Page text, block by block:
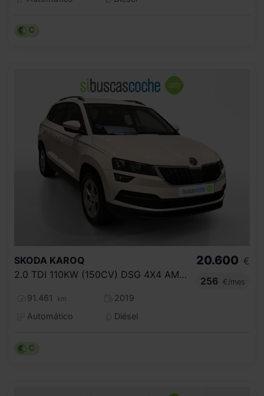
C
SKODA KAROQ
2.0 TDI 110KW (150CV) DSG 4X4 AMBITION
91.461 km
2019
Automático
Diésel
20.600 €
256
€/mes
C